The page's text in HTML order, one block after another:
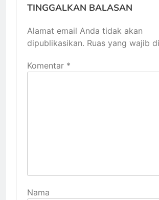
TINGGALKAN BALASAN
Alamat email Anda tidak akan
dipublikasikan. Ruas yang wajib
Komentar *
Nama